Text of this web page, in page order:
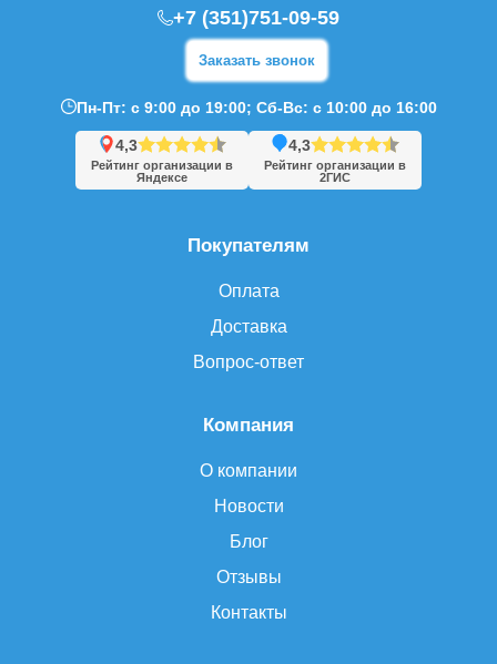
Компания
О компании
Новости
Блог
Отзывы
Контакты
Покупателям
Оплата
Доставка
Вопрос-ответ
+7 (351)751-09-59
Заказать звонок
Пн-Пт: с 9:00 до 19:00; Сб-Вс: с 10:00 до 16:00
4,3
Рейтинг организации в
Яндексе
4,3
Рейтинг организации в
2ГИС